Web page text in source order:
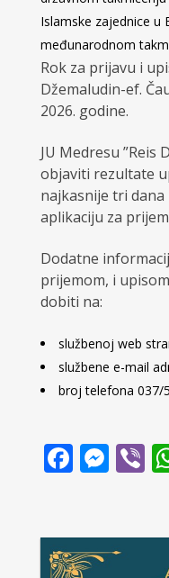
Islamske zajednice u
međunarodnom
Rok za prijavu i
Džemaludin-ef.
2026. godine.
JU Medresu ”Reis
objaviti rezultate
najkasnije tri
aplikaciju za
Dodatne
prijemom, i
dobiti na:
službenoj web
službene e-mail
broj telefona 037/